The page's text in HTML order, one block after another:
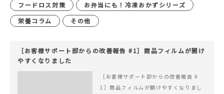
フードロス対策
お弁当にも！冷凍おかずシリーズ
栄養コラム
その他
［お客様サポート部からの改善報告 #1］商品フィルムが開け
やすくなりました
［お客様サポート部からの改善報告 #
1］商品フィルムが開けやすくなりまし